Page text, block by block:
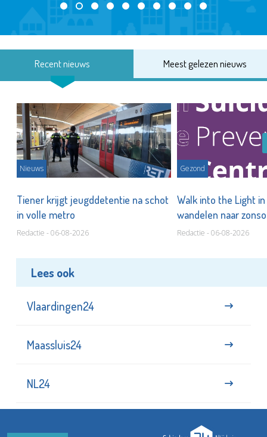
Recent nieuws Meest gelezen nieuws
Nieuws
Tiener krijgt jeugddetentie na schot
in volle metro
Redactie - 06-08-2026
Gezond
Walk into the Light in
wandelen naar
te staan bij suïcide
Redactie - 06-08-2026
Lees ook
Vlaardingen24
Maassluis24
NL24